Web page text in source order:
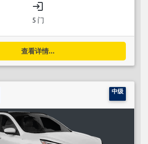
login
5 门
查看详情...
中级